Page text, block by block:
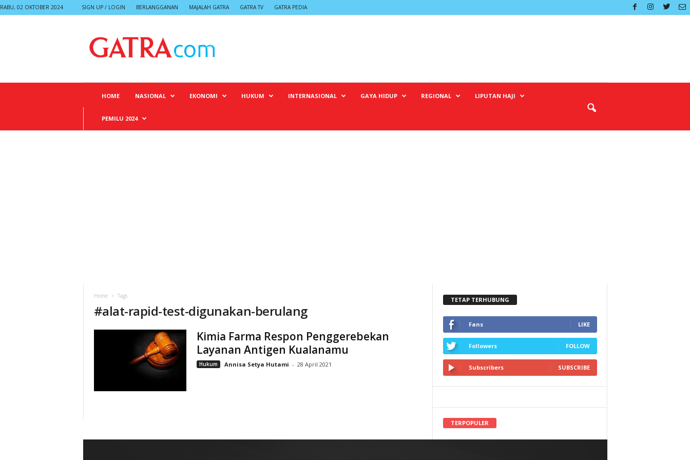
RABU, 02 OKTOBER 2024 SIGN UP / LOGIN BERLANGGANAN MAJALAH GATRA GATRA TV GATRA PEDIA
HOME NASIONAL EKONOMI HUKUM INTERNASIONAL GAYA HIDUP REGIONAL LIPUTAN HAJI
PEMILU 2024
Home Tags
#alat-rapid-test-digunakan-berulang
Kimia Farma Respon Penggerebekan
Layanan Antigen Kualanamu
Hukum Annisa Setya Hutami - 28 April 2021
TETAP TERHUBUNG
Fans LIKE
Followers FOLLOW
Subscribers SUBSCRIBE
TERPOPULER